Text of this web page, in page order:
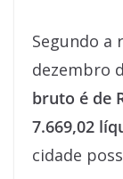
Segundo a
dezembro
bruto é de
7.669,02
cidade